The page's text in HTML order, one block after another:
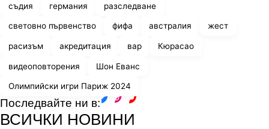
съдия германия разследване
световно първенство фифа австралия жест
расизъм акредитация вар Кюрасао
видеоповторения Шон Еванс
Олимпийски игри Париж 2024
Последвайте ни в:
ВСИЧКИ НОВИНИ